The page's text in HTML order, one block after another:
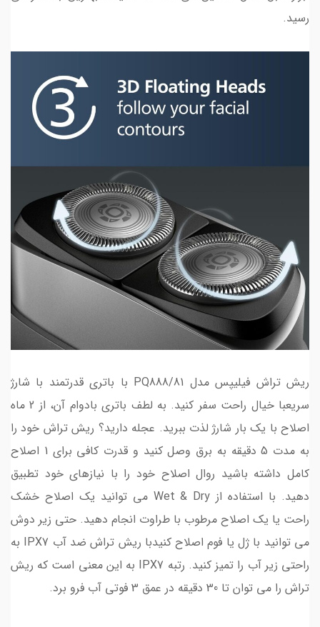
رسید.
ریش تراش فیلیپس مدل PQ888/81 با باتری قدرتمند با شارژ
سریعبا خیال راحت سفر کنید. به لطف باتری بادوام آن، از 2 ماه
اصلاح با یک بار شارژ لذت ببرید. عجله دارید؟ ریش تراش خود را
به مدت 5 دقیقه به برق وصل کنید و قدرت کافی برای 1 اصلاح
کامل داشته باشید روال اصلاح خود را با نیازهای خود تطبیق
دهید. با استفاده از Wet & Dry می توانید یک اصلاح خشک
راحت یا یک اصلاح مرطوب با طراوت انجام دهید. حتی زیر دوش
می توانید با ژل یا فوم اصلاح کنیدبا ریش تراش ضد آب IPX7 به
راحتی زیر آب را تمیز کنید. رتبه IPX7 به این معنی است که ریش
تراش را می توان تا 30 دقیقه در عمق 3 فوتی آب فرو برد.